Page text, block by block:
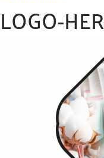
LOGO-